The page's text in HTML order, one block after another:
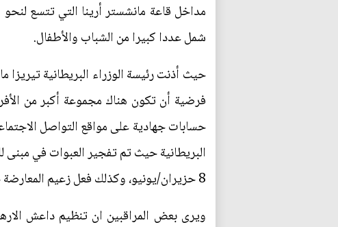
شمل عددا كبيرا من الشباب والأطفال.
حيث أذنت رئيسة الوزراء البريطانية
فرضية أن تكون هناك مجموعة أكبر من
حسابات جهادية على مواقع التواصل
البريطانية حيث تم تفجير العبوات في مبنى
8 حزيران/يونيو، وكذلك فعل زعيم المعارضة جيريمي كوربن.
ويرى بعض المراقبين ان تنظيم داعش